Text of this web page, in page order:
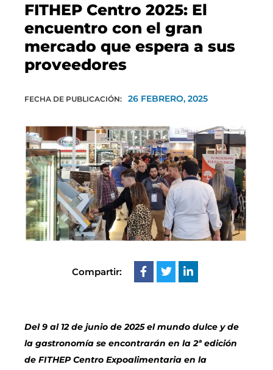
FITHEP Centro 2025: El
encuentro con el gran
mercado que espera a sus
proveedores
FECHA DE PUBLICACIÓN: 26 FEBRERO, 2025
Compartir:
Del 9 al 12 de junio de 2025 el mundo dulce y de
la gastronomía se encontrarán en la 2ª edición
de FITHEP Centro Expoalimentaria en la